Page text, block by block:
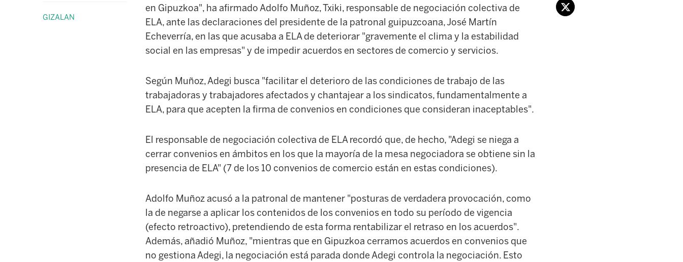
GIZALAN
en Gipuzkoa", ha afirmado Adolfo Muñoz, Txiki, responsable de negociación colectiva de
ELA, ante las declaraciones del presidente de la patronal guipuzcoana, José Martín
Echeverría, en las que acusaba a ELA de deteriorar "gravemente el clima y la estabilidad
social en las empresas" y de impedir acuerdos en sectores de comercio y servicios.
Según Muñoz, Adegi busca "facilitar el deterioro de las condiciones de trabajo de las
trabajadoras y trabajadores afectados y chantajear a los sindicatos, fundamentalmente a
ELA, para que acepten la firma de convenios en condiciones que consideran inaceptables".
El responsable de negociación colectiva de ELA recordó que, de hecho, "Adegi se niega a
cerrar convenios en ámbitos en los que la mayoría de la mesa negociadora se obtiene sin la
presencia de ELA" (7 de los 10 convenios de comercio están en estas condiciones).
Adolfo Muñoz acusó a la patronal de mantener "posturas de verdadera provocación, como
la de negarse a aplicar los contenidos de los convenios en todo su período de vigencia
(efecto retroactivo), pretendiendo de esta forma rentabilizar el retraso en los acuerdos".
Además, añadió Muñoz, "mientras que en Gipuzkoa cerramos acuerdos en convenios que
no gestiona Adegi, la negociación está parada donde Adegi controla la negociación. Esto